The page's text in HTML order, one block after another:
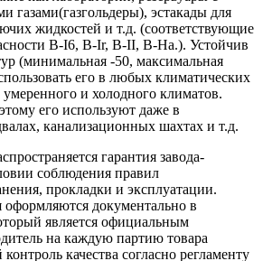
газами(газгольдеры), эстакады для
жидкостей и т.д. (соответствующие
B-I6, B-Ir, B-II, В-На.). Устойчив
(минимальная -50, максимальная
его в любых климатических
и холодного климатов.
его используют даже в
канализационных шахтах и т.д.
гарантия завода-
соблюдения правил
прокладки и эксплуатации.
документально в
является официальным
на каждую партию товара
качества согласно регламенту